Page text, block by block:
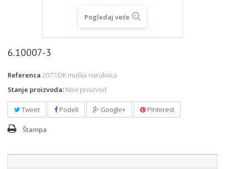
Pogledaj veće
6.10007-3
Referenca 2077/DK muška narukvica
Stanje proizvoda: Novi proizvod
Tweet Podeli Google+ Pinterest
Štampa